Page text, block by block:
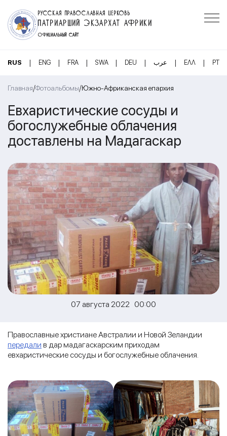
РУССКАЯ ПРАВОСЛАВНАЯ ЦЕРКОВЬ
ПАТРИАРШИЙ ЭКЗАРХАТ АФРИКИ
ОФИЦИАЛЬНЫЙ САЙТ
RUS | ENG | FRA | SWA | DEU | عرب | ΕΛΛ | PT
Главная/Фотоальбомы/Южно-Африканская епархия
Евхаристические сосуды и
богослужебные облачения
доставлены на Мадагаскар
07 августа 2022 00:00
Православные христиане Австралии и Новой Зеландии
передали в дар мадагаскарским приходам
евхаристические сосуды и богослужебные облачения.